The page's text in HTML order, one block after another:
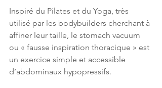
Inspiré du Pilates et du Yoga, très
utilisé par les bodybuilders cherchant à
affiner leur taille, le stomach vacuum
ou « fausse inspiration thoracique » est
un exercice simple et accessible
d’abdominaux hypopressifs.